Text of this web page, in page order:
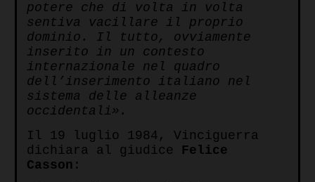
potere che di volta in volta
sentiva vacillare il proprio
dominio. Il tutto, ovviamente
inserito in un contesto
internazionale nel quadro
dell’inserimento italiano nel
sistema delle alleanze
occidentali».
Il 19 luglio 1984, Vinciguerra
dichiara al giudice Felice
Casson :